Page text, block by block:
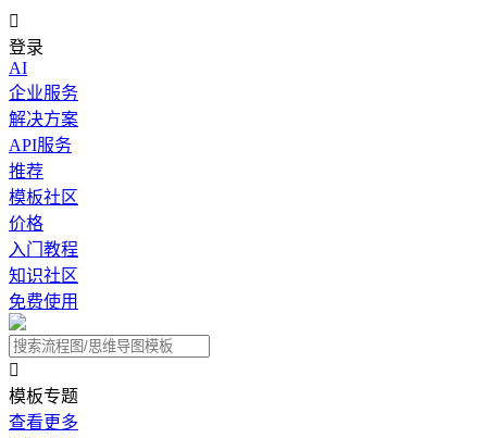

登录
AI
企业服务
解决方案
API服务
推荐
模板社区
价格
入门教程
知识社区
免费使用

模板专题
查看更多